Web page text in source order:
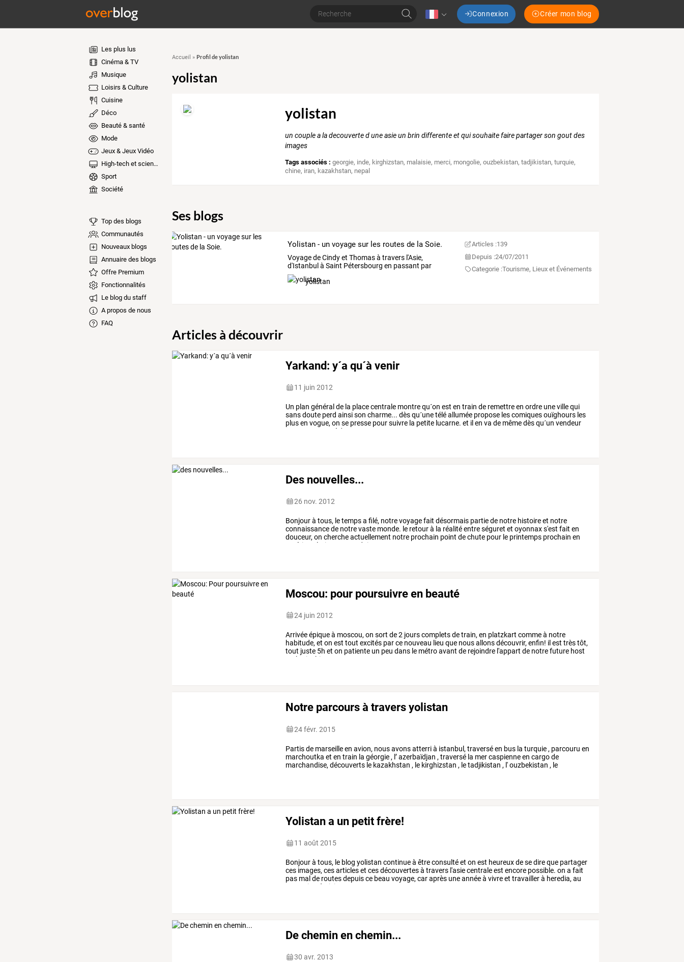
Connexion Créer mon blog
Les plus lus
Cinéma & TV
Musique
Loisirs & Culture
Cuisine
Déco
Beauté & santé
Mode
Jeux & Jeux Vidéo
High-tech et sciences
Sport
Société
Top des blogs
Communautés
Nouveaux blogs
Annuaire des blogs
Offre Premium
Fonctionnalités
Le blog du staff
A propos de nous
FAQ
Accueil » Profil de yolistan
yolistan
yolistan
un couple a la decouverte d une asie un brin differente et qui souhaite faire partager son gout des
images
Tags associés : georgie, inde, kirghizstan, malaisie, merci, mongolie,ouzbekistan,tadjikistan,turquie,
chine, iran, kazakhstan, nepal
Ses blogs
Yolistan - un voyage sur les routes de la Soie.
Voyage de Cindy et Thomas à travers l'Asie,
d'Istanbul à Saint Pétersbourg en passant par
Beijing!
yolistan
Articles :139
Depuis :24/07/2011
Categorie :Tourisme, Lieux et Événements
Articles à découvrir
Yarkand: y´a qu´à venir
11 juin 2012
Un plan général de la placecentrale montrequ´on est en train de remettreen ordre unevillequi
sansdoute perd ainsison charme... dèsqu´unetéléallumée propose lescomiquesouïghours les
plusen vogue, on se presse poursuivre la petite lucarne. et il en va de mêmedèsqu´un vendeur
remède
Des nouvelles...
26 nov. 2012
Bonjourà tous, letempsa filé, notrevoyagefait désormais partiede notre histoireet notre
connaissancede notrevaste monde. le retourà la réalitéentreséguret et oyonnaxs'est fait en
douceur, on chercheactuellement notre prochain point dechute pour le printemps prochain en
amérique
latine... doit
Moscou: pour poursuivre en beauté
24 juin 2012
Arrivéeépiqueà moscou, on sort de2 jourscompletsdetrain, en platzkart commeà notre
habitude, et on est tout excités parce nouveau lieu que nousallonsdécouvrir, enfin! il est trèstôt,
tout juste 5h et on patiente un peu dans le métroavant de rejoindre l'appart de notrefuture host
katia. bien
Notre parcours à travers yolistan
24 févr. 2015
Partisde marseilleen avion, nousavonsatterrià istanbul, traverséen bus la turquie , parcouru en
marchoutka et en train la géorgie , l’azerbaïdjan , traversé la mercaspienneen cargode
marchandise, découverts le kazakhstan , le kirghizstan , letadjikistan , l'ouzbekistan , le
Yolistan a un petit frère!
11 août 2015
Bonjourà tous, le blog yolistan continueà êtreconsultéet on est heureuxdesedireque partager
ces images,cesarticleset cesdécouvertesà travers l'asiecentraleest encore possible. on a fait
pas mal de routesdepuisce beau voyage,caraprès uneannéeà vivreet travaillerà heredia,au
rica, à visiter
De chemin en chemin...
30 avr. 2013